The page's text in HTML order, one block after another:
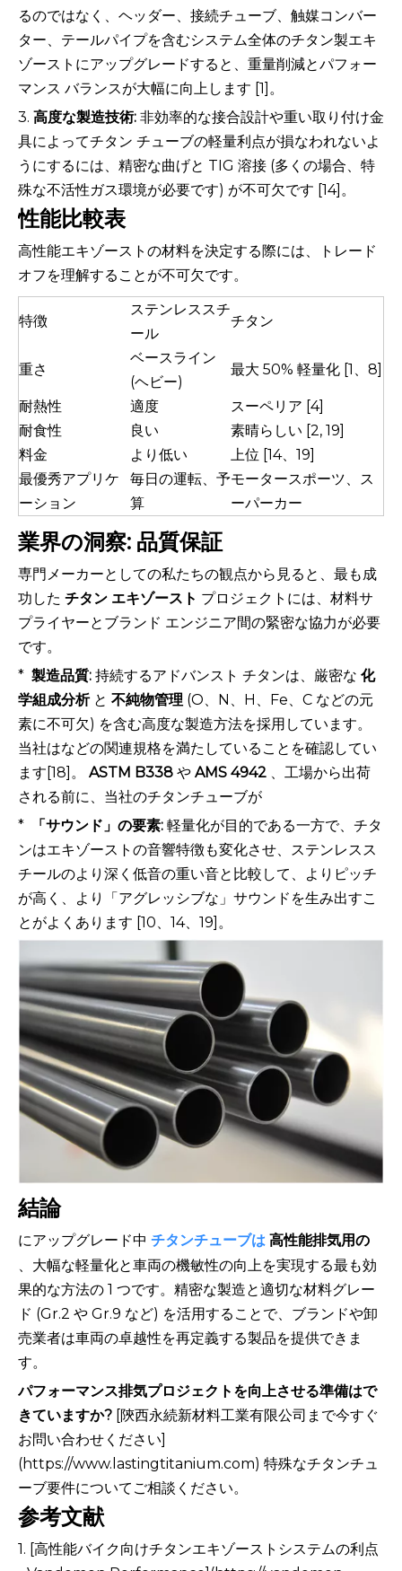
るのではなく、ヘッダー、接続チューブ、触媒コンバー
ター、テールパイプを含むシステム全体のチタン製エキ
ゾーストにアップグレードすると、重量削減とパフォー
マンス バランスが大幅に向上します [1]。
3. 高度な製造技術: 非効率的な接合設計や重い取り付け金
具によってチタン チューブの軽量利点が損なわれないよ
うにするには、精密な曲げと TIG 溶接 (多くの場合、特
殊な不活性ガス環境が必要です) が不可欠です [14]。
性能比較表
高性能エキゾーストの材料を決定する際には、トレード
オフを理解することが不可欠です。
特徴
ステンレススチ
ール
チタン
重さ
ベースライン
(ヘビー)
最大 50% 軽量化 [1、8]
耐熱性 適度
スーペリア [4]
耐食性
良い
素晴らしい [2, 19]
料金
より低い
上位 [14、19]
最優秀アプリケ
ーション
毎日の運転、予
算
モータースポーツ、ス
ーパーカー
業界の洞察: 品質保証
専門メーカーとしての私たちの観点から見ると、最も成
功した チタン エキゾースト プロジェクトには、材料サ
プライヤーとブランド エンジニア間の緊密な協力が必要
です。
* 製造品質: 持続するアドバンスト チタンは、厳密な 化
学組成分析と 不純物管理 (O、N、H、Fe、C などの元
素に不可欠) を含む高度な製造方法を採用しています。
当社はなどの関連規格を満たしていることを確認してい
ます[18]。 ASTM B338 や AMS 4942 、工場から出荷
される前に、当社のチタンチューブが
*
「サウンド」の要素: 軽量化が目的である一方で、チタ
ンはエキゾーストの音響特徴も変化させ、ステンレスス
チールのより深く低音の重い音と比較して、よりピッチ
が高く、より「アグレッシブな」サウンドを生み出すこ
とがよくあります [10、14、19]。
結論
にアップグレード中 チタンチューブは 高性能排気用の
、大幅な軽量化と車両の機敏性の向上を実現する最も効
果的な方法の 1 つです。精密な製造と適切な材料グレー
ド (Gr.2 や Gr.9 など) を活用することで、ブランドや卸
売業者は車両の卓越性を再定義する製品を提供できま
す。
パフォーマンス排気プロジェクトを向上させる準備はで
きていますか? [陝西永続新材料工業有限公司まで今すぐ
お問い合わせください]
(https://www.lastingtitanium.com) 特殊なチタンチュ
ーブ要件についてご相談ください。
参考文献
1. [高性能バイク向けチタンエキゾーストシステムの利点